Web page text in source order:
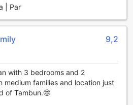
vilket ger dig möjlighet att
en kopp kaffe eller te på din
där du kan andas in den friska
finns även en kylskåp och
vilket gör det enkelt att
Med ett separat vardagsrum
för avkoppling eller social
Hotel till det perfekta valet för
| Par
9,2
with 3 bedrooms and 2
medium families and location just
of Tambun.🤩